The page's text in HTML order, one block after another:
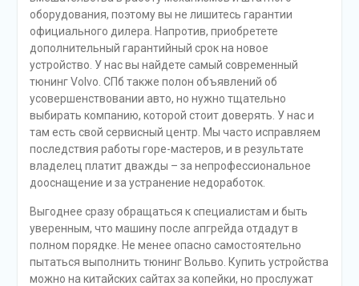
оборудования, поэтому вы не лишитесь гарантии
официального дилера. Напротив, приобретете
дополнительный гарантийный срок на новое
устройство. У нас вы найдете самый современный
тюнинг Volvo. СПб также полон объявлений об
усовершенствовании авто, но нужно тщательно
выбирать компанию, которой стоит доверять. У нас и
там есть свой сервисный центр. Мы часто исправляем
последствия работы горе-мастеров, и в результате
владелец платит дважды – за непрофессиональное
дооснащение и за устранение недоработок.
Выгоднее сразу обращаться к специалистам и быть
уверенным, что машину после апгрейда отдадут в
полном порядке. Не менее опасно самостоятельно
пытаться выполнить тюнинг Вольво. Купить устройства
можно на китайских сайтах за копейки, но прослужат